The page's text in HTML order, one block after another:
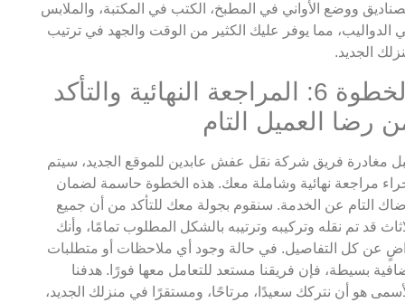
ووضع الأواني في المطبخ، الكتب في المكتبة، والملابس
الدواليب، مما يوفر عليك الكثير من الوقت والجهد في ترتيب
الجديد.
الخطوة 6: المراجعة النهائية والتأكد
رضا العميل التام
مغادرة فريق شركة نقل عفش عابدين للموقع الجديد، سيتم
مراجعة نهائية وشاملة معك. هذه الخطوة حاسمة لضمان
التام عن الخدمة. سنقوم بجولة معك للتأكد من أن جميع
قد تم نقله وتركيبه وترتيبه بالشكل المطلوب تمامًا، وأنك
عن كل التفاصيل. في حالة وجود أي ملاحظات أو متطلبات
بسيطة، فإن فريقنا مستعد للتعامل معها فورًا. هدفنا
هو أن نتركك سعيدًا، مرتاحًا، ومستقرًا في منزلك الجديد،